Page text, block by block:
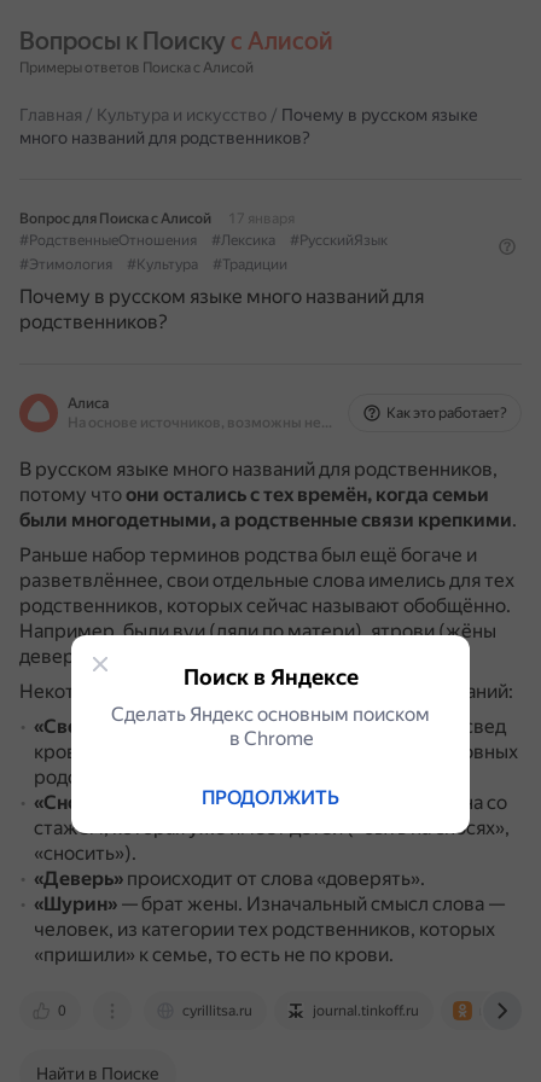
Вопросы к Поиску с Алисой
Примеры ответов Поиска с Алисой
Главная / Культура и искусство / Почему в русском языке
много названий для родственников?
Вопрос для Поиска с Алисой
17 января
#РодственныеОтношения
#Лексика
#РусскийЯзык
#Этимология
#Культура #Традиции
Почему в русском языке много названий для
родственников?
Алиса
На основе источников, возможны неточности
Как это работает?
В русском языке много названий для родственников,
потому чтоони остались с тех времён, когда семьи
были многодетными, а родственные связи крепкими.
Раньше набор терминов родства был ещё богаче и
разветвлённее, свои отдельные слова имелись для тех
родственников, которых сейчас называют обобщённо.
Например, были вуи (дяди по матери), ятрови (жёны
деверей или шуринов) и другая забытая родня.
Некоторые объяснения значений некоторых названий:
«Свекровь»раньше звучало как «всех кровь», «свед
кровь», глава рода, которая объединяет всех кровных
родственников.
«Сноха»
— невестка, жена сына, деверя, или жена со
стажем, которая уже имеет детей («быть на сносях»,
«сносить»).
«Деверь» происходит от слова «доверять».
«Шурин» — брат жены. Изначальный смысл слова —
человек, из категории тех родственников, которых
«пришили» к семье, то есть не по крови.
0 cyrillitsa.ru journal.tinkoff.ru m.ok.ru
Найти в Поиске
Поиск в Яндексе
Сделать Яндекс основным поиском
в Сhrome
ПРОДОЛЖИТЬ